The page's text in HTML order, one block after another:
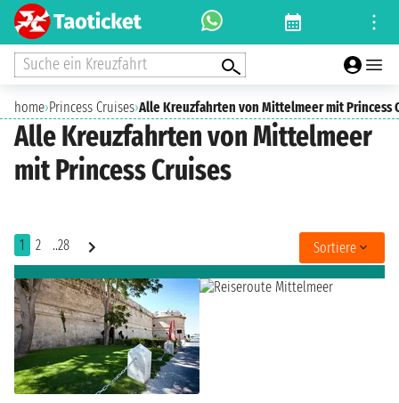
Suche ein Kreuzfahrt
home›Princess Cruises›Alle Kreuzfahrten von Mittelmeer mit Princess
Alle Kreuzfahrten von Mittelmeer
mit Princess Cruises
1 2 ..28 Sortiere